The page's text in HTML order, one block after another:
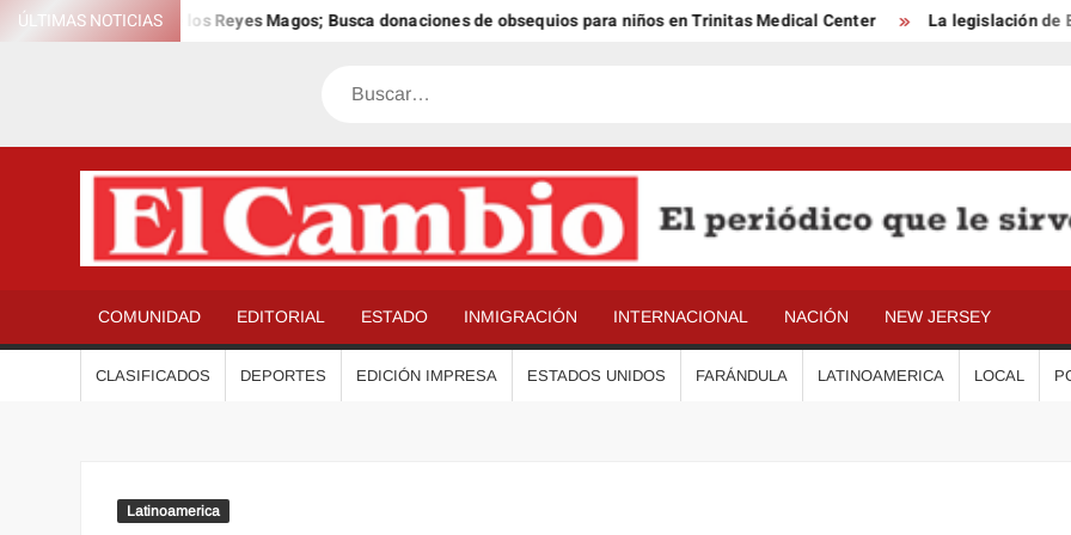
SaltarÚLTIMAS NOTICIAS
12º Día Anual de los Reyes Magos; Busca donaciones de obsequios para niños en Trinitas Medical Center La legislación de
Buscar
COMUNIDAD EDITORIAL ESTADO INMIGRACIÓN INTERNACIONAL NACIÓN NEW JERSEY
CLASIFICADOS DEPORTES EDICIÓN IMPRESA ESTADOS UNIDOS FARÁNDULA LATINOAMERICA LOCAL
Latinoamerica